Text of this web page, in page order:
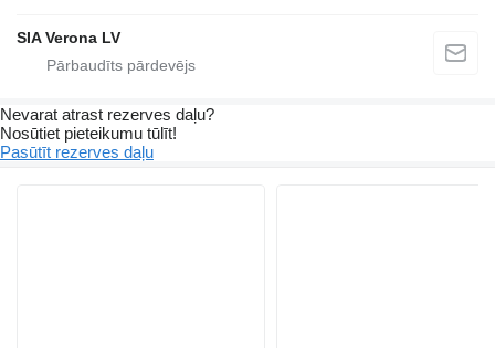
SIA Verona LV
Nevarat atrast rezerves daļu?
Nosūtiet pieteikumu tūlīt!
Pasūtīt rezerves daļu